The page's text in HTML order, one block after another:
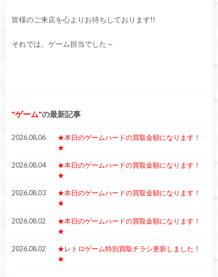
皆様のご来店を心よりお待ちしております!!
それでは。ゲーム担当でした～
ゲーム の最新記事
2026.08.06
★本日のゲームハードの買取金額になります！
★
2026.08.04
★本日のゲームハードの買取金額になります！
★
2026.08.03
★本日のゲームハードの買取金額になります！
★
2026.08.02
★本日のゲームハードの買取金額になります！
★
2026.08.02
★レトロゲーム特別買取チラシ更新しました！
★